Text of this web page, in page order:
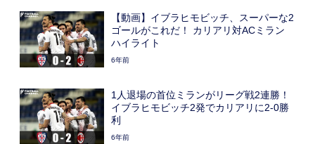
【動画】イブラヒモビッチ、スーパーな2
ゴールがこれだ！ カリアリ対ACミラン
ハイライト
6年前
1人退場の首位ミランがリーグ戦2連勝！
イブラヒモビッチ2発でカリアリに2-0勝
利
6年前